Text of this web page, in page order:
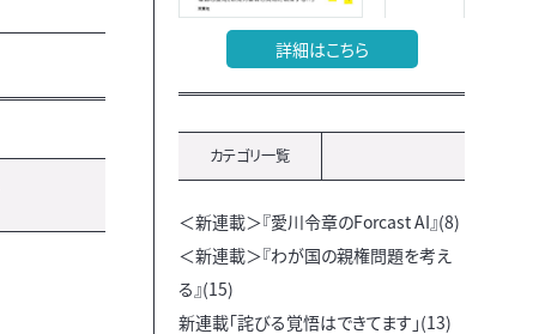
詳細はこちら
カテゴリ一覧
＜新連載＞『愛川令章のForcast AI』(8)
＜新連載＞『わが国の親権問題を考え
る』(15)
新連載「詫びる覚悟はできてます」(13)